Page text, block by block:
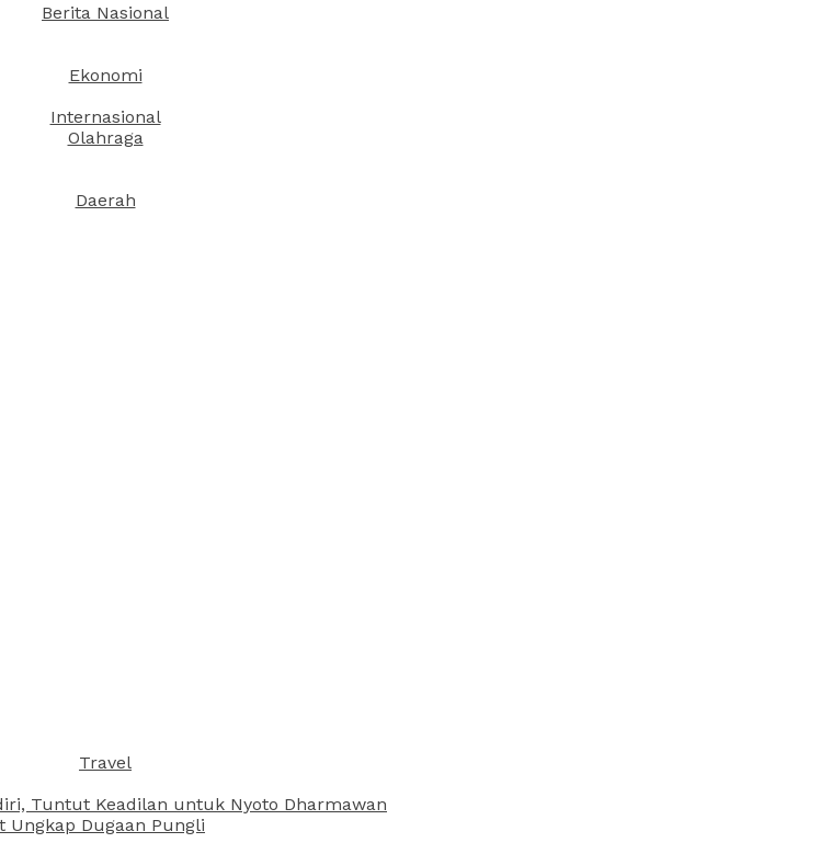
Berita Nasional
Ekonomi
Internasional
Olahraga
Daerah
Travel
Tuntut Keadilan untuk Nyoto Dharmawan
Ungkap Dugaan Pungli